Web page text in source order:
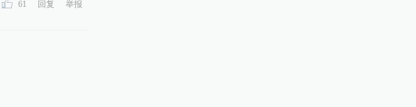
61 回复 举报